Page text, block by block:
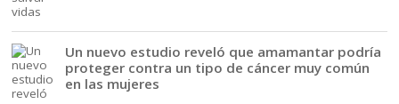
Un nuevo estudio reveló que amamantar podría
proteger contra un tipo de cáncer muy común
en las mujeres